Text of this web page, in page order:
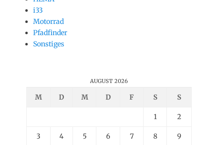
i33
Motorrad
Pfadfinder
Sonstiges
AUGUST 2026
M D M D F S S
1 2
3 4 5 6 7 8 9